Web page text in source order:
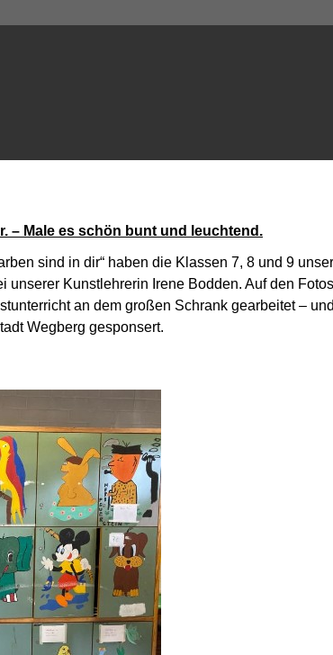
– Male es schön bunt und leuchtend.
sind in dir“ haben die Klassen 7, 8 und 9
Kunstlehrerin Irene Bodden. Auf den
an dem großen Schrank gearbeitet –
Wegberg gesponsert.